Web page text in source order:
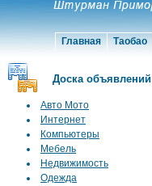
Главная Таобао
Доска объявлений
Авто Мото
Интернет
Компьютеры
Мебель
Недвижимость
Одежда